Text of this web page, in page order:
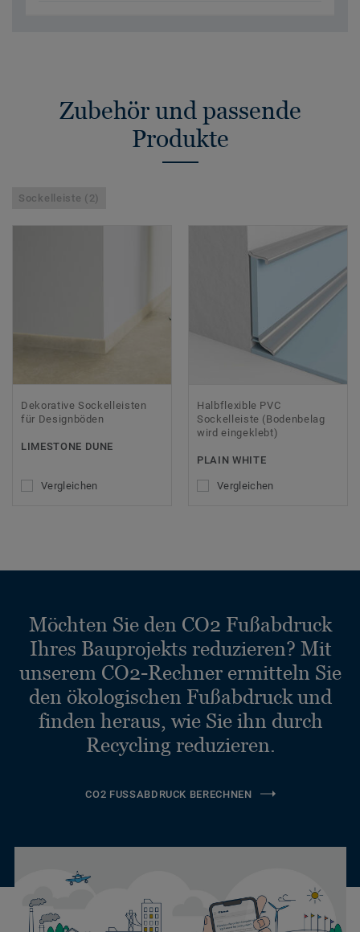
Zubehör und passende
Produkte
Sockelleiste (2)
Dekorative Sockelleisten
für Designböden
LIMESTONE DUNE
Vergleichen
Halbflexible PVC
Sockelleiste (Bodenbelag
wird eingeklebt)
PLAIN WHITE
Vergleichen
Möchten Sie den CO2 Fußabdruck
Ihres Bauprojekts reduzieren? Mit
unserem CO2-Rechner ermitteln Sie
den ökologischen Fußabdruck und
finden heraus, wie Sie ihn durch
Recycling reduzieren.
CO2 FUSSABDRUCK BERECHNEN